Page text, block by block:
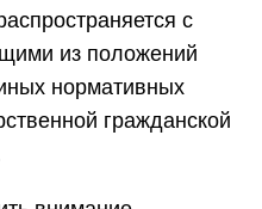
с
из положений
нормативных
гражданской